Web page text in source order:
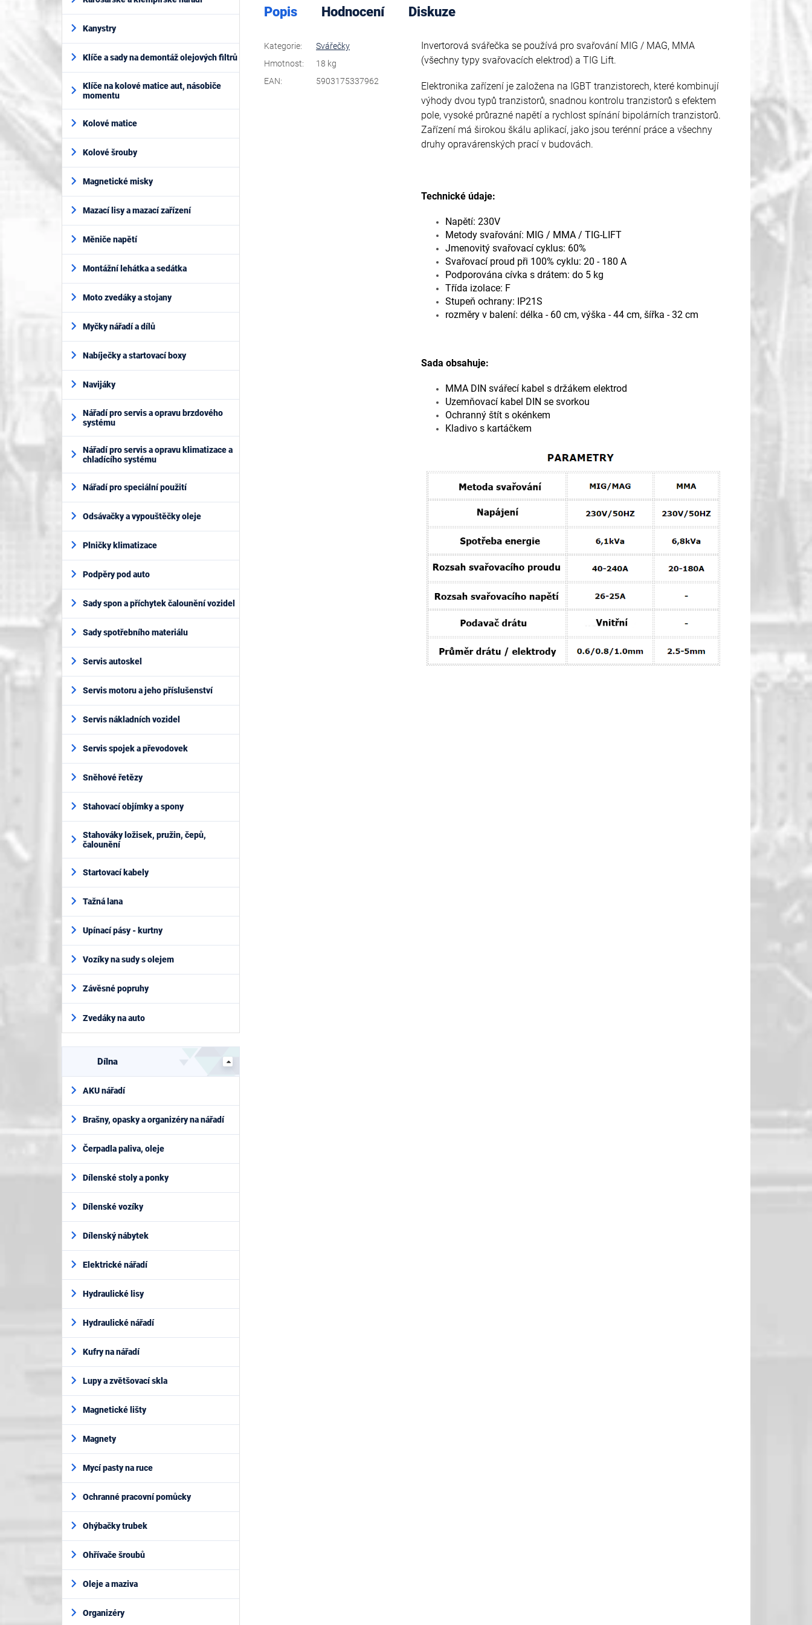
Kanystry
Klíče a sady na demontáž olejových filtrů
Klíče na kolové matice aut, násobiče
momentu
Kolové matice
Kolové šrouby
Magnetické misky
Mazací lisy a mazací zařízení
Měniče napětí
Montážní lehátka a sedátka
Moto zvedáky a stojany
Myčky nářadí a dílů
Nabíječky a startovací boxy
Navijáky
Nářadí pro servis a opravu brzdového
systému
Nářadí pro servis a opravu klimatizace a
chladícího systému
Nářadí pro speciální použití
Odsávačky a vypouštěčky oleje
Plničky klimatizace
Podpěry pod auto
Sady spon a příchytek čalounění vozidel
Sady spotřebního materiálu
Servis autoskel
Servis motoru a jeho příslušenství
Servis nákladních vozidel
Servis spojek a převodovek
Sněhové řetězy
Stahovací objímky a spony
Stahováky ložisek, pružin, čepů,
čalounění
Startovací kabely
Tažná lana
Upínací pásy - kurtny
Vozíky na sudy s olejem
Závěsné popruhy
Zvedáky na auto
Dílna
AKU nářadí
Brašny, opasky a organizéry na nářadí
Čerpadla paliva, oleje
Dílenské stoly a ponky
Dílenské vozíky
Dílenský nábytek
Elektrické nářadí
Hydraulické lisy
Hydraulické nářadí
Kufry na nářadí
Lupy a zvětšovací skla
Magnetické lišty
Magnety
Mycí pasty na ruce
Ochranné pracovní pomůcky
Ohýbačky trubek
Ohřívače šroubů
Oleje a maziva
Organizéry
Popis Hodnocení Diskuze
Invertorová svářečka se používá pro svařování MIG / MAG, MMA
(všechny typy svařovacích elektrod) a TIG Lift.
Elektronika zařízení je založena na IGBT tranzistorech, které kombinují
výhody dvou typů tranzistorů, snadnou kontrolu tranzistorů s efektem
pole, vysoké průrazné napětí a rychlost spínání bipolárních tranzistorů.
Zařízení má širokou škálu aplikací, jako jsou terénní práce a všechny
druhy opravárenských prací v budovách.
Technické údaje:
Napětí: 230V
Metody svařování: MIG / MMA / TIG-LIFT
Jmenovitý svařovací cyklus: 60%
Svařovací proud při 100% cyklu: 20 - 180 A
Podporována cívka s drátem: do 5 kg
Třída izolace: F
Stupeň ochrany: IP21S
rozměry v balení: délka - 60 cm, výška - 44 cm, šířka - 32 cm
Sada obsahuje:
MMA DIN svářecí kabel s držákem elektrod
Uzemňovací kabel DIN se svorkou
Ochranný štít s okénkem
Kladivo s kartáčkem
Kategorie:
Svářečky
Hmotnost:
18 kg
EAN: 5903175337962